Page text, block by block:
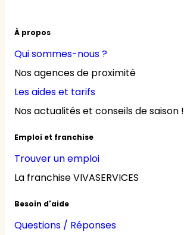
À propos
Qui sommes-nous ?
Nos agences de proximité
Les aides et tarifs
Nos actualités et conseils de saison !
Emploi et franchise
Trouver un emploi
La franchise VIVASERVICES
Besoin d'aide
Questions / Réponses